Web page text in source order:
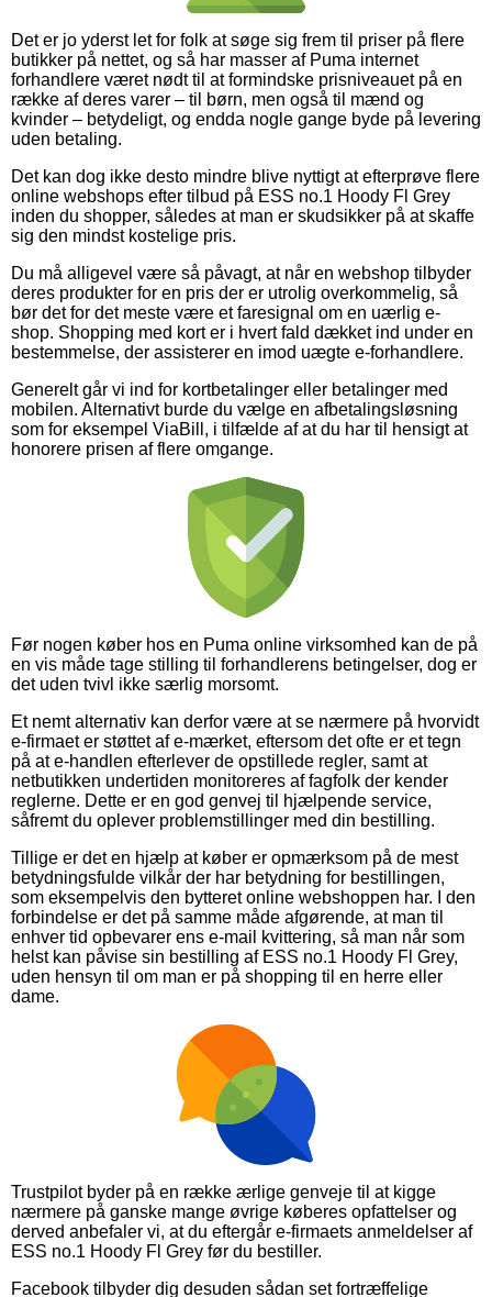
Det er jo yderst let for folk at søge sig frem til priser på flere
butikker på nettet, og så har masser af Puma internet
forhandlere været nødt til at formindske prisniveauet på en
række af deres varer – til børn, men også til mænd og
kvinder – betydeligt, og endda nogle gange byde på levering
uden betaling.
Det kan dog ikke desto mindre blive nyttigt at efterprøve flere
online webshops efter tilbud på ESS no.1 Hoody Fl Grey
inden du shopper, således at man er skudsikker på at skaffe
sig den mindst kostelige pris.
Du må alligevel være så påvagt, at når en webshop tilbyder
deres produkter for en pris der er utrolig overkommelig, så
bør det for det meste være et faresignal om en uærlig e-
shop. Shopping med kort er i hvert fald dækket ind under en
bestemmelse, der assisterer en imod uægte e-forhandlere.
Generelt går vi ind for kortbetalinger eller betalinger med
mobilen. Alternativt burde du vælge en afbetalingsløsning
som for eksempel ViaBill, i tilfælde af at du har til hensigt at
honorere prisen af flere omgange.
Før nogen køber hos en Puma online virksomhed kan de på
en vis måde tage stilling til forhandlerens betingelser, dog er
det uden tvivl ikke særlig morsomt.
Et nemt alternativ kan derfor være at se nærmere på hvorvidt
e-firmaet er støttet af e-mærket, eftersom det ofte er et tegn
på at e-handlen efterlever de opstillede regler, samt at
netbutikken undertiden monitoreres af fagfolk der kender
reglerne. Dette er en god genvej til hjælpende service,
såfremt du oplever problemstillinger med din bestilling.
Tillige er det en hjælp at køber er opmærksom på de mest
betydningsfulde vilkår der har betydning for bestillingen,
som eksempelvis den bytteret online webshoppen har. I den
forbindelse er det på samme måde afgørende, at man til
enhver tid opbevarer ens e-mail kvittering, så man når som
helst kan påvise sin bestilling af ESS no.1 Hoody Fl Grey,
uden hensyn til om man er på shopping til en herre eller
dame.
Trustpilot byder på en række ærlige genveje til at kigge
nærmere på ganske mange øvrige køberes opfattelser og
derved anbefaler vi, at du eftergår e-firmaets anmeldelser af
ESS no.1 Hoody Fl Grey før du bestiller.
Facebook tilbyder dig desuden sådan set fortræffelige